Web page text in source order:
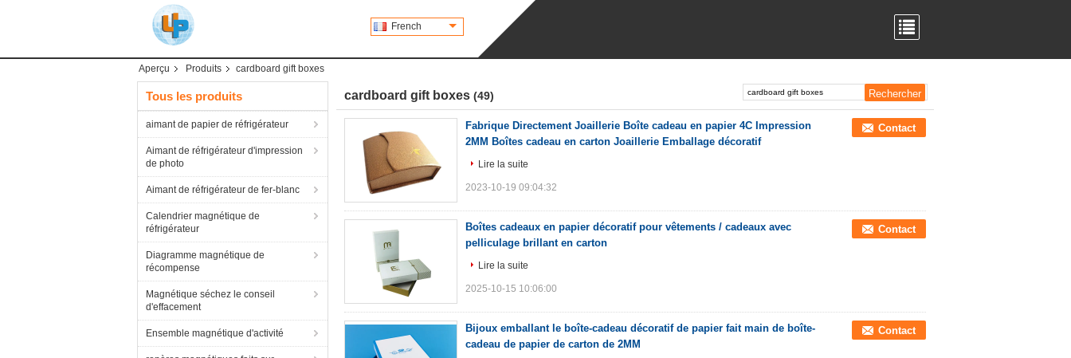
French
Aperçu Produits cardboard gift boxes
Tous les produits
aimant de papier de réfrigérateur
Aimant de réfrigérateur d'impression
de photo
Aimant de réfrigérateur de fer-blanc
Calendrier magnétique de
réfrigérateur
Diagramme magnétique de
récompense
Magnétique séchez le conseil
d'effacement
Ensemble magnétique d'activité
cardboard gift boxes (49)
Fabrique Directement Joaillerie Boîte cadeau en papier 4C Impression
2MM Boîtes cadeau en carton Joaillerie Emballage décoratif
Contact
Lire la suite
2023-10-19 09:04:32
Boîtes cadeaux en papier décoratif pour vêtements / cadeaux avec
pelliculage brillant en carton
Contact
Lire la suite
2025-10-15 10:06:00
Bijoux emballant le boîte-cadeau décoratif de papier fait main de boîte-
cadeau de papier de carton de 2MM
Contact